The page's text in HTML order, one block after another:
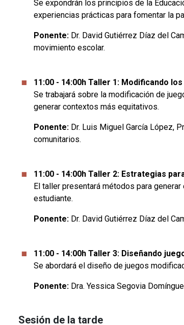
Se expondrán los principios de la
experiencias prácticas para fomentar la
Ponente: Dr. David Gutiérrez Díaz del
movimiento escolar.
11:00 - 14:00h Taller 1: Modificando
Se trabajará sobre la modificación de
generar contextos más equitativos.
Ponente: Dr. Luis Miguel García López,
comunitarios.
11:00 - 14:00h Taller 2: Estrategias
El taller presentará métodos para
estudiante.
Ponente: Dr. David Gutiérrez Díaz del
11:00 - 14:00h Taller 3: Diseñando
Se abordará el diseño de juegos
Ponente: Dra. Yessica Segovia
Sesión de la tarde